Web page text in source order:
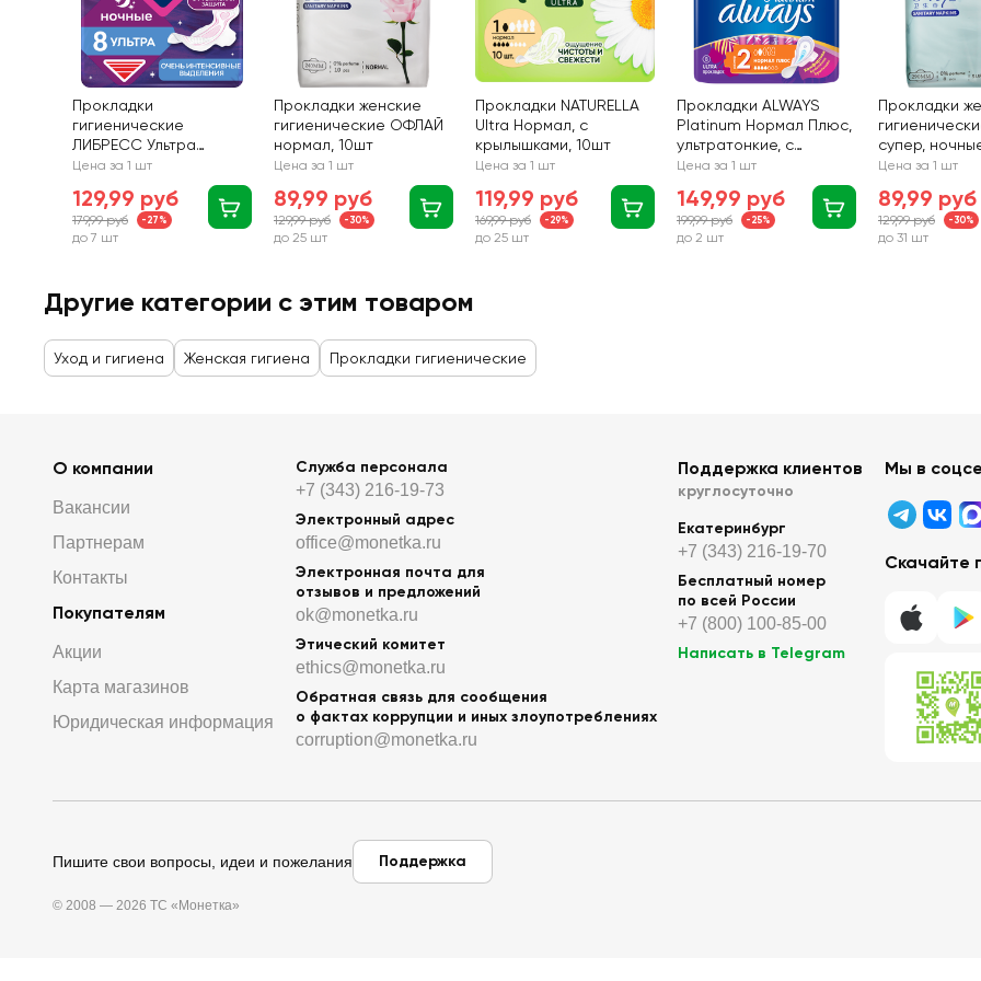
Прокладки
гигиенические
ЛИБРЕСС Ультра
ночные с мягкой
поверхностью, 8шт
Цена за 1 шт
129,99 руб
179,99 руб -27%
до 7 шт
Прокладки женские
гигиенические ОФЛАЙ
нормал, 10шт
Цена за 1 шт
89,99 руб
129,99 руб -30%
до 25 шт
Прокладки NATURELLA
Ultra Нормал, с
крылышками, 10шт
Цена за 1 шт
119,99 руб
169,99 руб -29%
до 25 шт
Прокладки ALWAYS
Platinum Нормал Плюс,
ультратонкие, с
крылышками, 8шт
Цена за 1 шт
149,99 руб
199,99 руб -25%
до 2 шт
Прокладки
супер,
Цена за 1 шт
89,99 руб
129,99 руб -30%
до 31 шт
Другие категории с этим товаром
Уход и гигиена Женская гигиена Прокладки гигиенические
О компании
Вакансии
Партнерам
Контакты
Покупателям
Акции
Карта магазинов
Юридическая информация
Служба персонала
+7 (343) 216-19-73
Электронный адрес
office@monetka.ru
Электронная почта для
отзывов и предложений
ok@monetka.ru
Этический комитет
ethics@monetka.ru
Обратная связь для сообщения
о фактах коррупции и иных злоупотреблениях
corruption@monetka.ru
Поддержка клиентов
круглосуточно
Екатеринбург
+7 (343) 216-19-70
Бесплатный номер
по всей России
+7 (800) 100-85-00
Написать в Telegram
Мы в
Скачайте
Пишите свои вопросы, идеи и пожелания Поддержка
© 2008 — 2026 ТС «Монетка»